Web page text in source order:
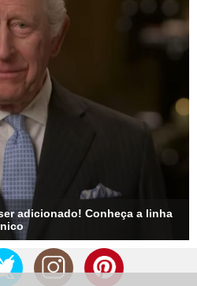
adicionado! Conheça a linha